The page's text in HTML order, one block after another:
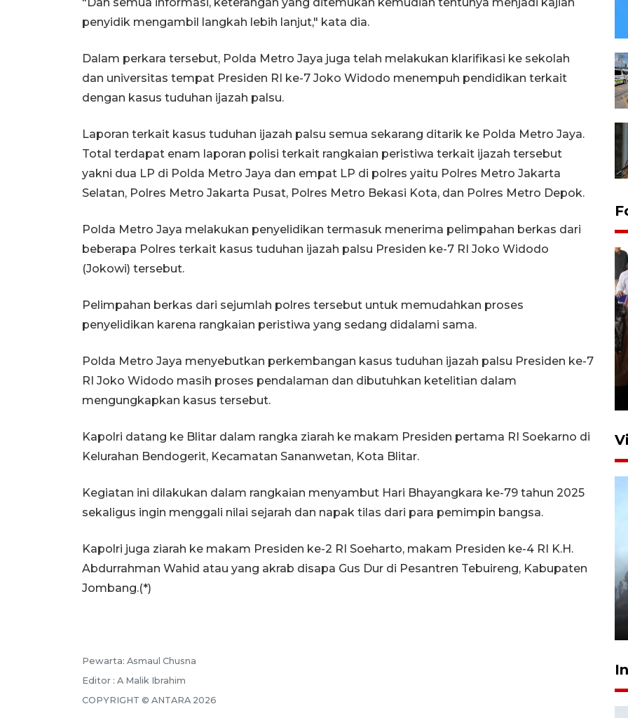
penyidik mengambil langkah lebih lanjut," kata dia.
Dalam perkara tersebut, Polda Metro Jaya juga telah melakukan klarifikasi ke sekolah
dan universitas tempat Presiden RI ke-7 Joko Widodo menempuh pendidikan terkait
dengan kasus tuduhan ijazah palsu.
Laporan terkait kasus tuduhan ijazah palsu semua sekarang ditarik ke Polda Metro Jaya.
Total terdapat enam laporan polisi terkait rangkaian peristiwa terkait ijazah tersebut
yakni dua LP di Polda Metro Jaya dan empat LP di polres yaitu Polres Metro Jakarta
Selatan, Polres Metro Jakarta Pusat, Polres Metro Bekasi Kota, dan Polres Metro Depok.
Polda Metro Jaya melakukan penyelidikan termasuk menerima pelimpahan berkas dari
beberapa Polres terkait kasus tuduhan ijazah palsu Presiden ke-7 RI Joko Widodo
(Jokowi) tersebut.
Pelimpahan berkas dari sejumlah polres tersebut untuk memudahkan proses
penyelidikan karena rangkaian peristiwa yang sedang didalami sama.
Polda Metro Jaya menyebutkan perkembangan kasus tuduhan ijazah palsu Presiden ke-7
RI Joko Widodo masih proses pendalaman dan dibutuhkan ketelitian dalam
mengungkapkan kasus tersebut.
Kapolri datang ke Blitar dalam rangka ziarah ke makam Presiden pertama RI Soekarno di
Kelurahan Bendogerit, Kecamatan Sananwetan, Kota Blitar.
Kegiatan ini dilakukan dalam rangkaian menyambut Hari Bhayangkara ke-79 tahun 2025
sekaligus ingin menggali nilai sejarah dan napak tilas dari para pemimpin bangsa.
Kapolri juga ziarah ke makam Presiden ke-2 RI Soeharto, makam Presiden ke-4 RI K.H.
Abdurrahman Wahid atau yang akrab disapa Gus Dur di Pesantren Tebuireng, Kabupaten
Jombang.(*)
Pewarta: Asmaul Chusna
Editor : A Malik Ibrahim
COPYRIGHT © ANTARA 2026
Persebaya juara Piala
Presiden 2026
BPBD Jatim kerahkan "Drone